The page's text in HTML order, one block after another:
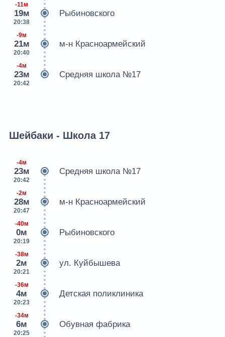
-11м
19м
20:38
Рыбиновского
-9м
21м
20:40
м-н Красноармейский
-4м
23м
20:42
Средняя школа №17
Шейбаки - Школа 17
-4м
23м
20:42
Средняя школа №17
-2м
28м
20:47
м-н Красноармейский
-40м
0м
20:19
Рыбиновского
-38м
2м
20:21
ул. Куйбышева
-36м
4м
20:23
Детская поликлиника
-34м
6м
20:25
Обувная фабрика